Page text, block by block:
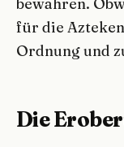
für die
Ordnung und
Die